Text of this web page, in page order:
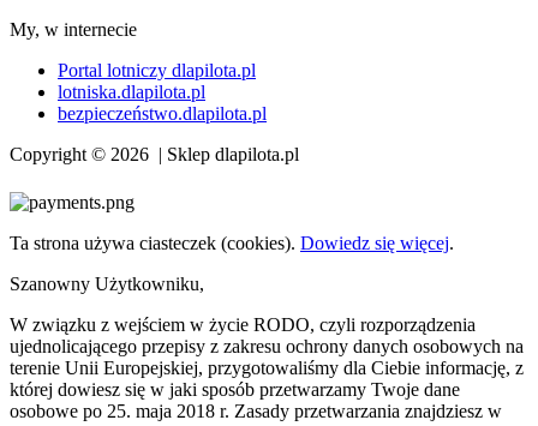
My, w internecie
Portal lotniczy dlapilota.pl
lotniska.dlapilota.pl
bezpieczeństwo.dlapilota.pl
Copyright © 2026 | Sklep dlapilota.pl
Ta strona używa ciasteczek (cookies). Dowiedz się więcej.
Szanowny Użytkowniku,
W związku z wejściem w życie RODO, czyli rozporządzenia
ujednolicającego przepisy z zakresu ochrony danych osobowych na
terenie Unii Europejskiej, przygotowaliśmy dla Ciebie informację, z
której dowiesz się w jaki sposób przetwarzamy Twoje dane
osobowe po 25. maja 2018 r. Zasady przetwarzania znajdziesz w